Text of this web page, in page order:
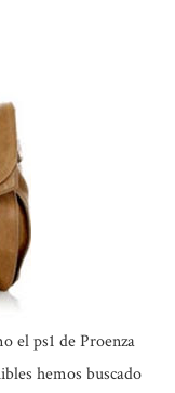
el ps1 de Proenza
hemos buscado